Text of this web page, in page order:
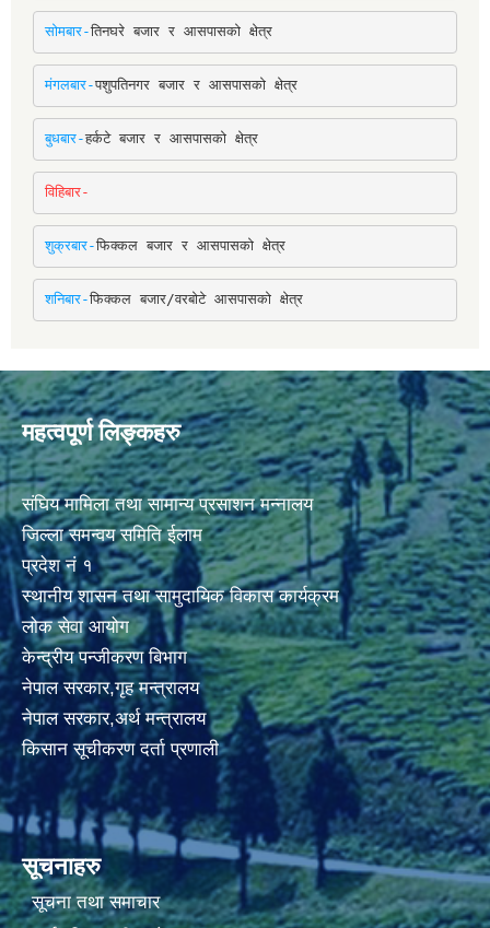
सोमबार-तिनघरे बजार र आसपासको क्षेत्र
मंगलबार-पशुपतिनगर बजार र आसपासको क्षेत्र
बुधबार-हर्कटे बजार र आसपासको क्षेत्र
विहिबार-
शुक्रबार-फिक्कल बजार र आसपासको क्षेत्र
शनिबार-फिक्कल बजार/वरबोटे आसपासको क्षेत्र
महत्वपूर्ण लिङ्कहरु
संघिय मामिला तथा सामान्य प्रसाशन मन्नालय
जिल्ला समन्वय समिति ईलाम
प्रदेश नं १
स्थानीय शासन तथा सामुदायिक विकास कार्यक्रम
लोक सेवा आयोग
केन्द्रीय पन्जीकरण बिभाग
नेपाल सरकार,गृह मन्त्रालय
नेपाल सरकार,अर्थ मन्त्रालय
किसान सूचीकरण दर्ता प्रणाली
सूचनाहरु
सूचना तथा समाचार